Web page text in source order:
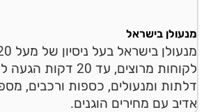
בישראל
מנעולן
לקוחות מרוצים, עד 20 דקות
ומנעולים, כספות ורכבים, מספקים
עם מחירים הוגנים.